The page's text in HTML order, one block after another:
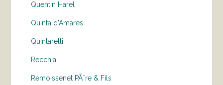
Quentin Harel
Quinta d'Amares
Quintarelli
Recchia
Remoissenet PÃ¨re & Fils